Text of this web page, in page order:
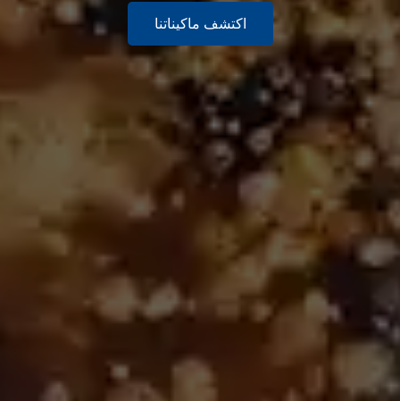
اكتشف ماكيناتنا